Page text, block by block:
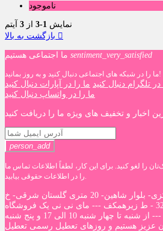
ناموجود
نمایش 1-3 از 3 آیتم

sentiment_very_satisfied
ما را در شبکه های اجتماعی دنبال کنید و به روز بمانید!
در تلگرام دنبال کنید ما را در آپارات دنبال کنید
ما را در واتساپ دنبال کنید
اخبار و تخفیف های ویژه ما را دریافت کنید
person_add
را لغو کنید. برای این کار، لطفاً اطلاعات تماس ما
را در اطلاعات حقوقی بیابید.
آدرس: تهران- جنت آباد مرکزی- بلوار شاهین- 20 متری گلستان شرقی- خ
معینی- نبش معینی یکم - پ 32 - ط زیرهمکف --- مای نی نی یک فروشگاه
اینترنتی و غیرحضوری است --- از شنبه تا چهار شنبه 10 الی 17 و پنج شنبه
عزیز هستیم و روزهای تعطیل رسمی تعطیل